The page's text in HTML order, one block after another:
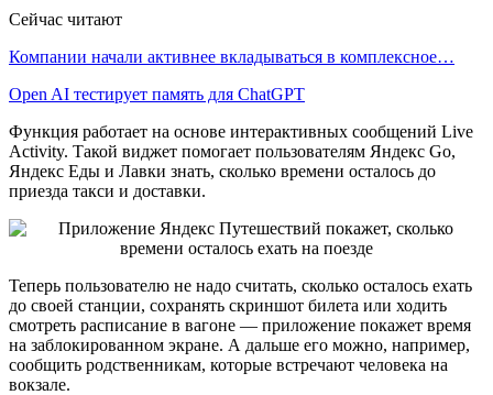
Сейчас читают
Компании начали активнее вкладываться в комплексное…
Open AI тестирует память для ChatGPT
Функция работает на основе интерактивных сообщений Live
Activity. Такой виджет помогает пользователям Яндекс Go,
Яндекс Еды и Лавки знать, сколько времени осталось до
приезда такси и доставки.
Теперь пользователю не надо считать, сколько осталось ехать
до своей станции, сохранять скриншот билета или ходить
смотреть расписание в вагоне — приложение покажет время
на заблокированном экране. А дальше его можно, например,
сообщить родственникам, которые встречают человека на
вокзале.